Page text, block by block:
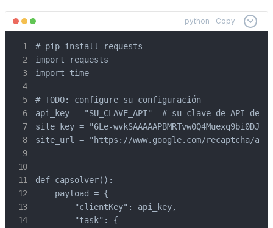
python Copy
# pip install requests
import requests
import time
# TODO: configure su configuración
api_key = "SU_CLAVE_API"  # su clave de API de
site_key = "6Le-
site_url = "https://www.google.com/recaptcha/
def capsolver():
    payload = {
        "clientKey": api_key,
        "task": {